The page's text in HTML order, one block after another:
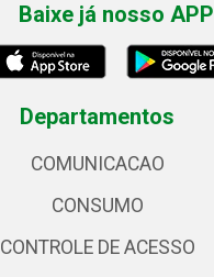
Baixe já nosso APP
Departamentos
COMUNICACAO
CONSUMO
CONTROLE DE ACESSO